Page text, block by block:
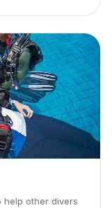
help other divers